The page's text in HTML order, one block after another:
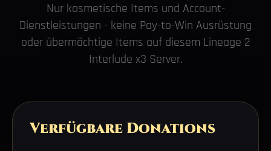
Nur kosmetische Items und Account-
Dienstleistungen - keine Pay-to-Win Ausrüstung
oder übermächtige Items auf diesem Lineage 2
Interlude x3 Server.
Verfügbare Donations